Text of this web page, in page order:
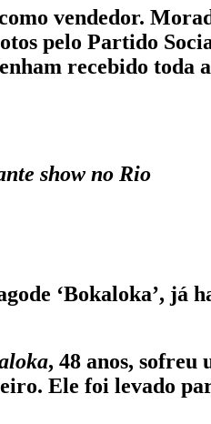
vendedor.
pelo Partido
recebido toda
show no Rio
‘Bokaloka’, já
, 48 anos,
Ele foi levado